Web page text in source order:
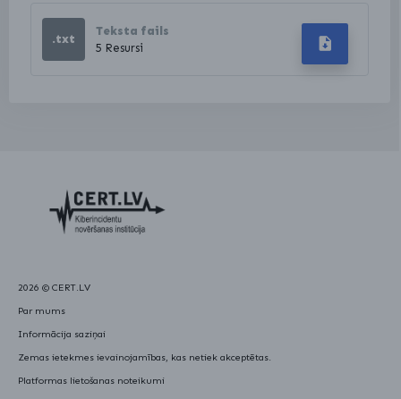
.txt
Teksta fails
5 Resursi
2026 © CERT.LV
Par mums
Informācija saziņai
Zemas ietekmes ievainojamības, kas netiek akceptētas.
Platformas lietošanas noteikumi